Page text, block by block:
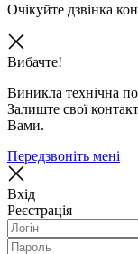
Очікуйте дзвінка
Вибачте!
Виникла технічна
Залиште свої
Вами.
Передзвоніть мені
Вхід
Реєстрація